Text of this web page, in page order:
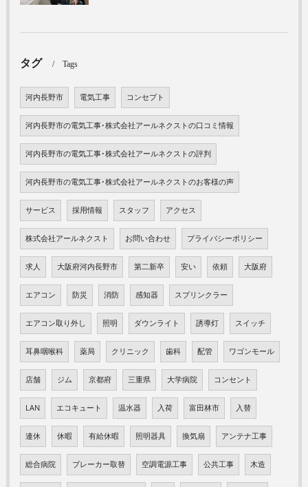
タグ Tags
河内長野市 電気工事 コンセプト
河内長野市の電気工事･株式会社アールネクストの口コミ情報
河内長野市の電気工事･株式会社アールネクストの評判
河内長野市の電気工事･株式会社アールネクストのお客様の声
サービス 採用情報 スタッフ アクセス
株式会社アールネクスト お問い合わせ プライバシーポリシー
求人 大阪府河内長野市 第二新卒 安い 依頼 大阪府
エアコン 防災 消防 感知器 スプリンクラー
エアコン取り外し 照明 ダウンライト 誘導灯 スイッチ
耳鼻咽喉科 薬局 クリニック 歯科 配管 ワゴンモール
店舗 ジム 京都府 三重県 大学病院 コンセント
LAN エコキュート 温水器 入荷 富田林市 入替
連休 休暇 有給休暇 照明器具 換気扇 アンテナ工事
総合病院 ブレーカー取替 空調電源工事 公共工事 木造